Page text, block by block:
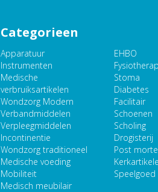
Categorieen
Apparatuur
Instrumenten
Medische
verbruiksartikelen
Wondzorg Modern
Verbandmiddelen
Verpleegmiddelen
Incontinentie
Wondzorg traditioneel
Medische voeding
Mobiliteit
Medisch meubilair
EHBO
Stoma
Diabetes
Facilitair
Schoenen
Scholing
Drogisterij
Post
Speelgoed